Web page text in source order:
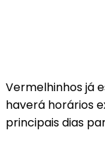
Vermelhinhos já
haverá horários
principais dias